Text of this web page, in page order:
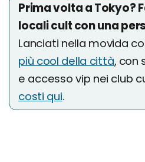
Prima volta a Tokyo?
locali cult con una
Lanciati nella movida
più cool della città, con
e accesso vip nei club
costi qui.